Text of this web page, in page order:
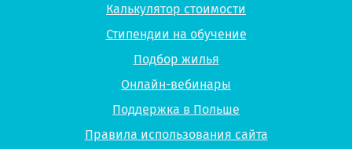
Калькулятор стоимости
Стипендии на обучение
Подбор жилья
Онлайн-вебинары
Поддержка в Польше
Правила использования сайта